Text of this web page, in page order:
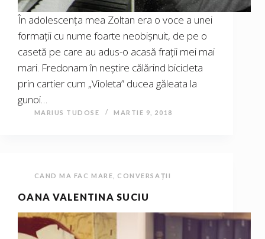
În adolescența mea Zoltan era o voce a unei
formații cu nume foarte neobișnuit, de pe o
casetă pe care au adus-o acasă frații mei mai
mari. Fredonam în neștire călărind bicicleta
prin cartier cum „Violeta” ducea găleata la
gunoi…
MARIUS TUDOSE MARTIE 9, 2018
CAND MA FAC MARE CONVERSAȚII
OANA VALENTINA SUCIU